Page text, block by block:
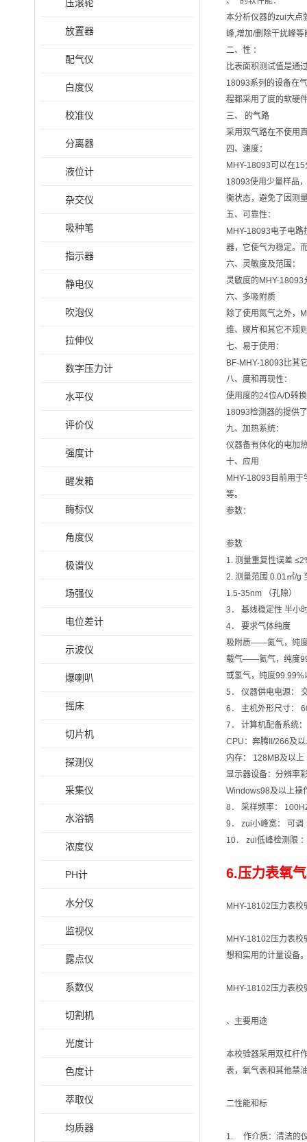
压滚轮
放置器
配气仪
白度仪
校准仪
分离器
液位计
杂交仪
吸种笔
指示器
静电仪
吹泡仪
拉伸仪
数字压力计
水平仪
评价仪
强度计
醒发箱
酶标仪
角度仪
极谱仪
场强仪
电位差计
示波仪
爆喇叭
摇床
切片机
探测仪
采集仪
水浴锅
浓度仪
PH计
水分仪
监视仪
露点仪
系数仪
切割机
光度计
色度计
萃取仪
均质器
本分析仪器的zui大点
峰,增加/删除干扰峰等
二、性 ：
比表面积测试值是通
18093系列的设备在
程都采用了度的软硬
三、 的气路
采用双气路在不使用
四、速度：
MHY-18093可以在
18093使用少量样品
衡状态，避免了因测
五、可靠性：
MHY-18093电子电
器，它使气为稳定。
六、灵敏度及范围：
灵敏度的MHY-
六、多吸附质
除了使用氮气之外，
维、膜片和其它不规
七、易于使用：
BF-MHY-18093比其
八、度和再现性：
使用度的24位A/D转
18093检测器的提供
九、加热系统：
仪器备有体化的电加
十、应用
MHY-18093目前用
等。
参数：
参数
1. 测量重复性误差
2. 测量范围 0.01㎡/g
1.5-35nm （孔隙）
3． 基线稳定性 半小
4． 要求气体纯度
吸附质——氮气，纯
载气——氦气，纯度
或氢气，纯度99.99%
5． 仪器供电电源：
6． 主机外形尺寸：
7． 计算机配备系统：
CPU：奔腾II/266及
内存： 128MB及以上
显示器设备：分辨率
Windows98及以上操
8． 采样频率：
9． zui小峰宽： 可调
10． zui低峰检测限
6.压力表氧
MHY-18102压力表校
MHY-18102压力表
想和实用的计量设备
MHY-18102压力表校
、主要用途
本校验器采用双杠杆
表，氧气表和其他禁
二性能和标
1. 作介质：清洁的